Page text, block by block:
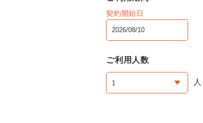
契約開始日
ご利用人数
人